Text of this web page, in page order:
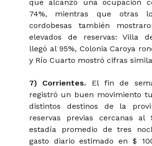
que alcanzó una ocupación
74%, mientras que otras
cordobesas también
elevados de reservas: Villa
llegó al 95%, Colonia Caroya
y Río Cuarto mostró cifras
7) Corrientes. El fin de
registró un buen movimiento
distintos destinos de la
reservas previas cercanas al
estadía promedio de tres
gasto diario estimado en $